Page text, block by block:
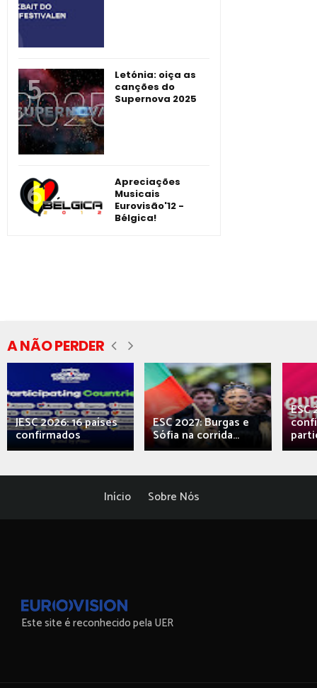
Letónia: oiça as
canções do
Supernova 2025
Apreciações
Musicais
Eurovisão'12 -
Bélgica!
A NÃO PERDER
JESC 2026: 16 países
confirmados
ESC 2027: Burgas e
Sófia na corrida...
ESC
Início Sobre Nós
Este site é reconhecido pela UER